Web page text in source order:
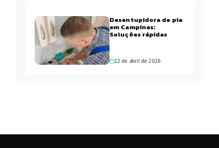
Desentupidora de pia
em Campinas:
Soluções rápidas
22 de abril de 2026